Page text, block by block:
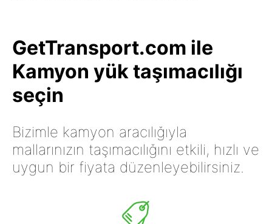
GetTransport.com ile
Kamyon yük taşımacılığı
seçin
Bizimle kamyon aracılığıyla
mallarınızın taşımacılığını etkili, hızlı ve
uygun bir fiyata düzenleyebilirsiniz.